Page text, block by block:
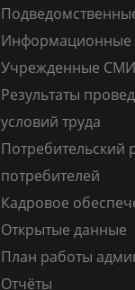
Информационные
Учрежденные СМИ
Результаты
условий труда
Потребительский
потребителей
Кадровое
Открытые данные
План работы
Отчёты